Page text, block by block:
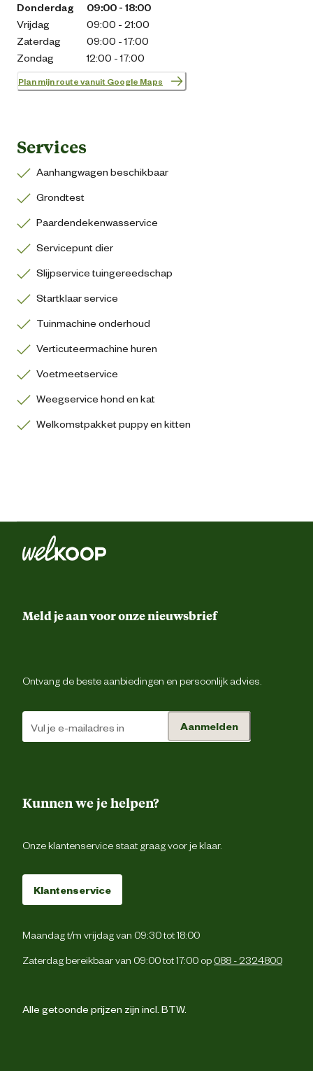
Donderdag
09:00 - 18:00
Vrijdag
09:00 - 21:00
Zaterdag
09:00 - 17:00
Zondag
12:00 - 17:00
Plan mijn route vanuit Google Maps
Services
Aanhangwagen beschikbaar
Grondtest
Paardendekenwasservice
Servicepunt dier
Slijpservice tuingereedschap
Startklaar service
Tuinmachine onderhoud
Verticuteermachine huren
Voetmeetservice
Weegservice hond en kat
Welkomstpakket puppy en kitten
Meld je aan voor onze nieuwsbrief
Ontvang de beste aanbiedingen en persoonlijk advies.
Aanmelden
Kunnen we je helpen?
Onze klantenservice staat graag voor je klaar.
Klantenservice
Maandag t/m vrijdag van 09:30 tot 18:00
Zaterdag bereikbaar van 09:00 tot 17:00 op 088 - 2324800
Alle getoonde prijzen zijn incl. BTW.